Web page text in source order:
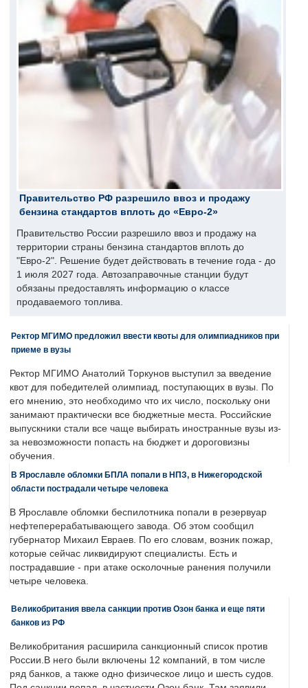
Правительство РФ разрешило ввоз и продажу
бензина стандартов вплоть до «Евро-2»
Правительство России разрешило ввоз и продажу на
территории страны бензина стандартов вплоть до
"Евро-2". Решение будет действовать в течение года - до
1 июля 2027 года. Автозаправочные станции будут
обязаны предоставлять информацию о классе
продаваемого топлива.
Ректор МГИМО предложил ввести квоты для олимпиадников при
приеме в вузы
Ректор МГИМО Анатолий Торкунов выступил за введение
квот для победителей олимпиад, поступающих в вузы. По
его мнению, это необходимо что их число, поскольку они
занимают практически все бюджетные места. Российские
выпускники стали все чаще выбирать иностранные вузы из-
за невозможности попасть на бюджет и дороговизны
обучения.
В Ярославле обломки БПЛА попали в НПЗ, в Нижегородской
области пострадали четыре человека
В Ярославле обломки беспилотника попали в резервуар
нефтеперерабатывающего завода. Об этом сообщил
губернатор Михаил Евраев. По его словам, возник пожар,
которые сейчас ликвидируют специалисты. Есть и
пострадавшие - при атаке осколочные ранения получили
четыре человека.
Великобритания ввела санкции против Озон банка и еще пяти
банков из РФ
Великобритания расширила санкционный список против
России.В него были включены 12 компаний, в том числе
ряд банков, а также одно физическое лицо и шесть судов.